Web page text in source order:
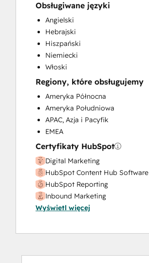
Obsługiwane języki
Angielski
Hebrajski
Hiszpański
Niemiecki
Włoski
Regiony, które obsługujemy
Ameryka Północna
Ameryka Południowa
APAC, Azja i Pacyfik
EMEA
Certyfikaty HubSpot
Digital Marketing
HubSpot Content Hub Software
HubSpot Reporting
Inbound Marketing
Inbound Sales
Wyświetl więcej